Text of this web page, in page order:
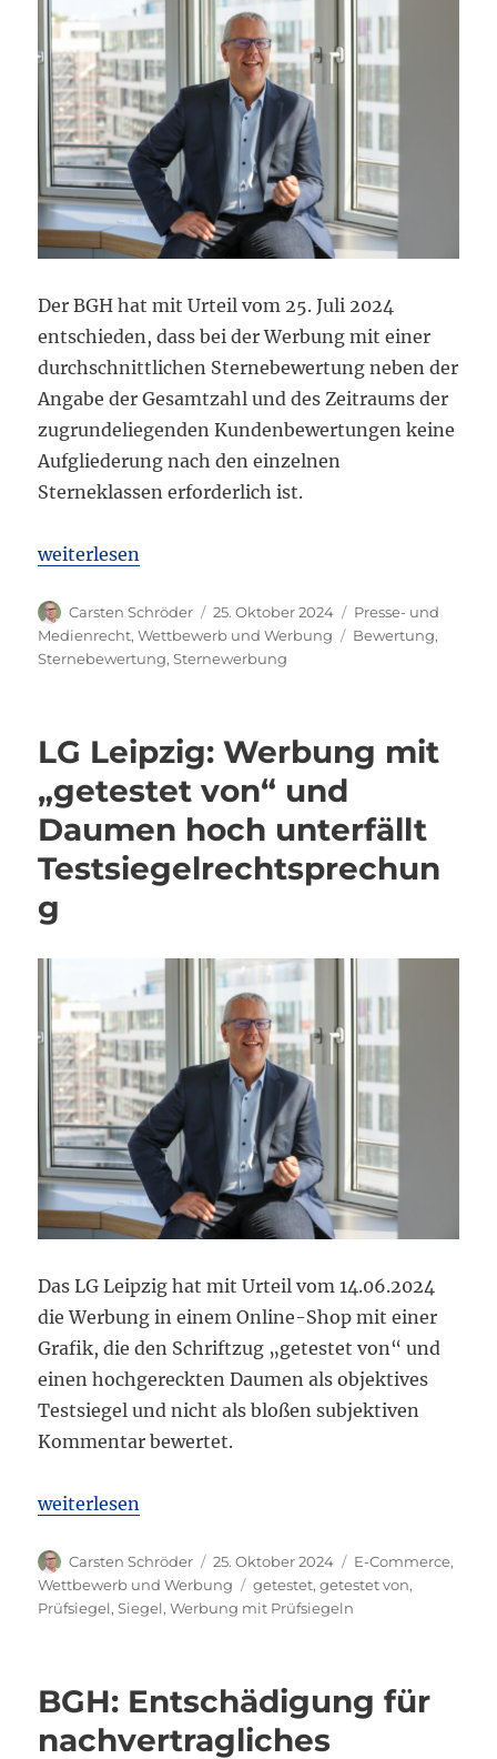
Der BGH hat mit Urteil vom 25. Juli 2024
entschieden, dass bei der Werbung mit einer
durchschnittlichen Sternebewertung neben der
Angabe der Gesamtzahl und des Zeitraums der
zugrundeliegenden Kundenbewertungen keine
Aufgliederung nach den einzelnen
Sterneklassen erforderlich ist.
„BGH: Keine Aufgliederung nach Klassen bei
weiterlesen
Autor
Carsten Schröder
Veröffentlicht
am
25. Oktober 2024 Kategorien
Presse- und
Medienrecht,Wettbewerb und Werbung Schlagwörter
Bewertung,
Sternebewertung,Sternewerbung
LG Leipzig: Werbung mit
„getestet von“ und
Daumen hoch unterfällt
Testsiegelrechtsprechun
g
Das LG Leipzig hat mit Urteil vom 14.06.2024
die Werbung in einem Online-Shop mit einer
Grafik, die den Schriftzug „getestet von“ und
einen hochgereckten Daumen als objektives
Testsiegel und nicht als bloßen subjektiven
Kommentar bewertet.
„LG Leipzig: Werbung mit „getestet von“ und
weiterlesen
Autor
Carsten Schröder
Veröffentlicht
am
25. Oktober 2024 Kategorien
E-Commerce,
Wettbewerb und Werbung
Schlagwörter
getestet,getestet von,
Prüfsiegel,Siegel,Werbung mit Prüfsiegeln
BGH: Entschädigung für
nachvertragliches